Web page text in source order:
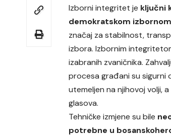
Izborni integritet je ključni
demokratskom
značaj za stabilnost,
izbora. Izbornim
izabranih zvaničnika.
procesa građani su sigurni
utemeljen na njihovoj volji,
glasova.
Tehničke izmjene su bile
potrebne u